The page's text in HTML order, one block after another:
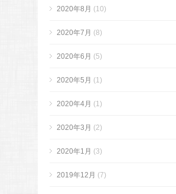
2020年8月 (10)
2020年7月 (8)
2020年6月 (5)
2020年5月 (1)
2020年4月 (1)
2020年3月 (2)
2020年1月 (3)
2019年12月 (7)